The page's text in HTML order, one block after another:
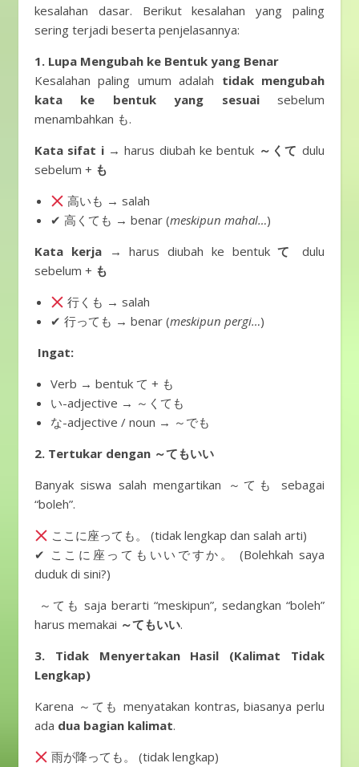
kesalahan dasar. Berikut kesalahan yang paling
sering terjadi beserta penjelasannya:
1. Lupa Mengubah ke Bentuk yang Benar
Kesalahan paling umum adalah tidak mengubah
kata ke bentuk yang sesuaisebelum
menambahkan も.
Kata sifat i→ harus diubah ke bentuk ～くて dulu
sebelum + も
高いも → salah
✔ 高くても → benar (meskipun mahal…)
Kata kerja→ harus diubah ke bentukて
dulu
sebelum + も
行くも → salah
✔ 行っても → benar (meskipun pergi…)
Ingat:
Verb → bentuk て + も
い-adjective → ～くても
な-adjective / noun → ～でも
2. Tertukar dengan ～てもいい
Banyak siswa salah mengartikan ～ても sebagai
“boleh”.
ここに座っても。 (tidak lengkap dan salah arti)
✔ ここに座ってもいいですか。 (Bolehkah saya
duduk di sini?)
～ても saja berarti “meskipun”, sedangkan “boleh”
harus memakai ～てもいい.
3. Tidak Menyertakan Hasil (Kalimat Tidak
Lengkap)
Karena ～ても menyatakan kontras, biasanya perlu
ada dua bagian kalimat.
雨が降っても。 (tidak lengkap)